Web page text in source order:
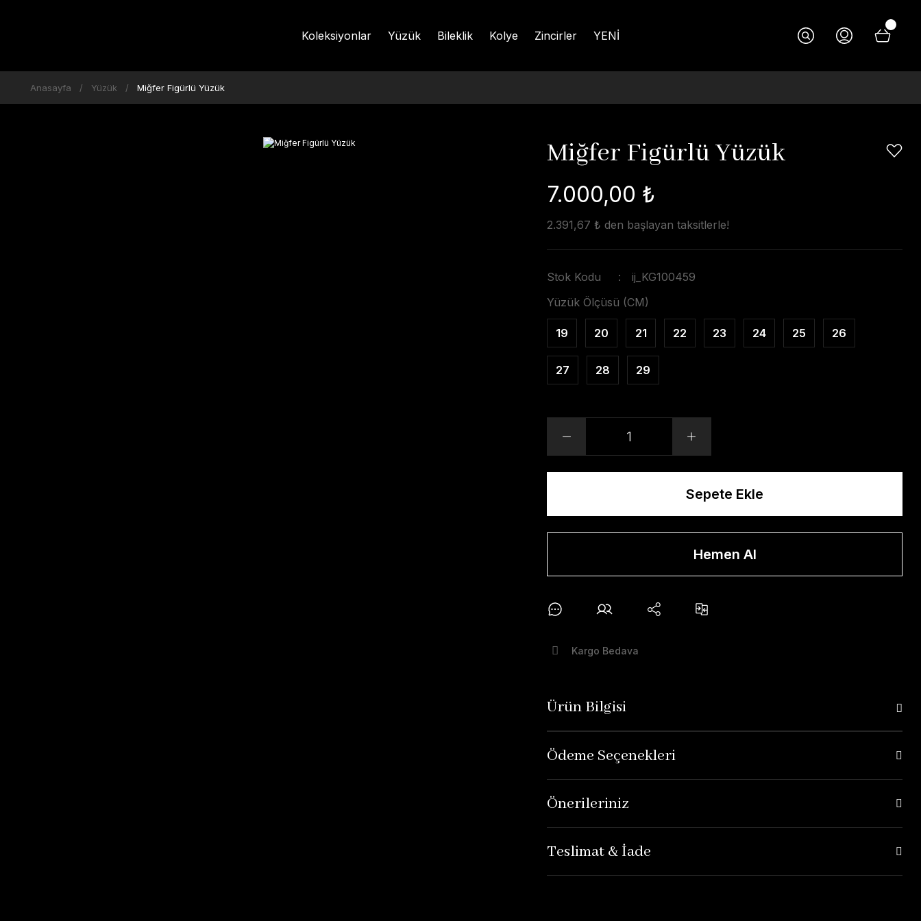
Koleksiyonlar Yüzük Bileklik Kolye Zincirler YENİ
Anasayfa Yüzük Miğfer Figürlü Yüzük
Miğfer Figürlü Yüzük
7.000,00 ₺
2.391,67 ₺ den başlayan taksitlerle!
Stok Kodu
ij_KG100459
Yüzük Ölçüsü (CM)
19 20 21 22 23 24 25 26
27 28 29
Sepete Ekle
Hemen Al
Kargo Bedava
Ürün Bilgisi
Ödeme Seçenekleri
Önerileriniz
Teslimat & İade